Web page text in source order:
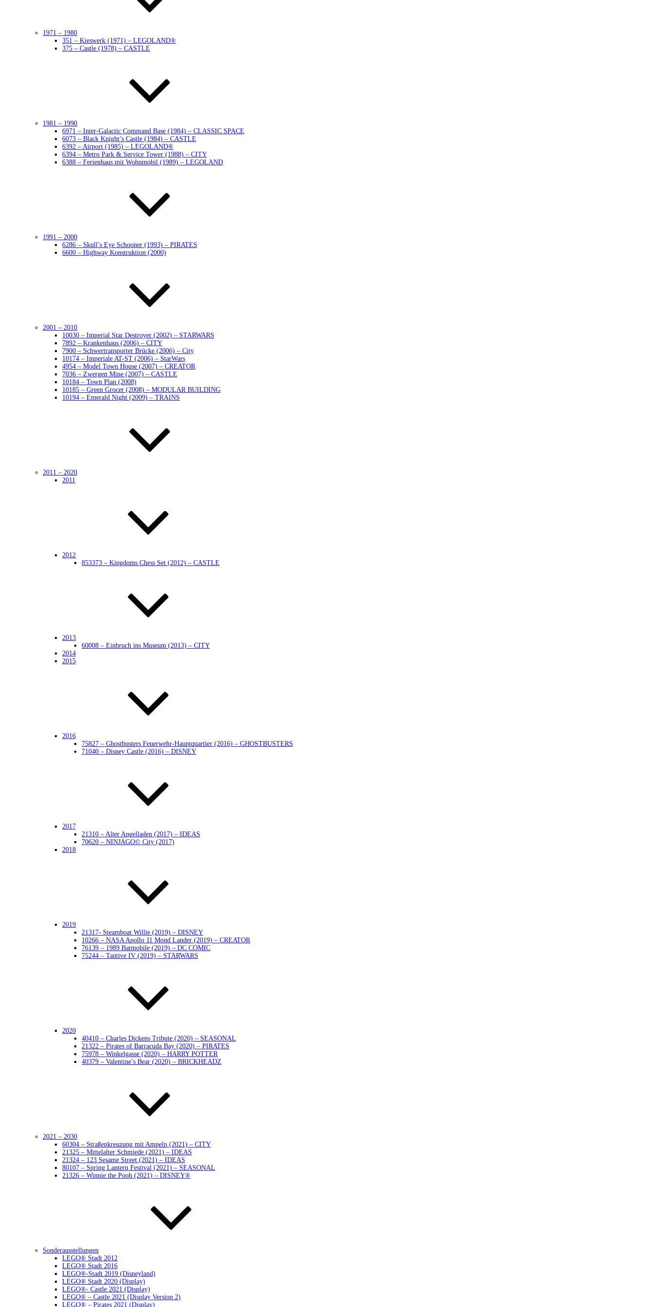
1971 – 1980
351 – Kieswerk (1971) – LEGOLAND®
375 – Castle (1978) – CASTLE
1981 – 1990
6971 – Inter-Galactic Command Base (1984) – CLASSIC SPACE
6073 – Black Knight’s Castle (1984) – CASTLE
6392 – Airport (1985) – LEGOLAND®
6394 – Metro Park & Service Tower (1988) – CITY
6388 – Ferienhaus mit Wohnmobil (1989) – LEGOLAND
1991 – 2000
6286 – Skull’s Eye Schooner (1993) – PIRATES
6600 – Highway Konstruktion (2000)
2001 – 2010
10030 – Imperial Star Destroyer (2002) – STARWARS
7892 – Krankenhaus (2006) – CITY
7900 – Schwertransporter Brücke (2006) – City
10174 – Imperiale AT-ST (2006) – StarWars
4954 – Model Town House (2007) – CREATOR
7036 – Zwergen Mine (2007) – CASTLE
10184 – Town Plan (2008)
10185 – Green Grocer (2008) – MODULAR BUILDING
10194 – Emerald Night (2009) – TRAINS
2011 – 2020
2011
2012
853373 – Kingdoms Chess Set (2012) – CASTLE
2013
60008 – Einbruch ins Museum (2013) – CITY
2014
2015
2016
75827 – Ghostbusters Feuerwehr-Hauptquartier (2016) – GHOSTBUSTERS
71040 – Disney Castle (2016) – DISNEY
2017
21310 – Alter Angelladen (2017) – IDEAS
70620 – NINJAGO© City (2017)
2018
2019
21317- Steamboat Willie (2019) – DISNEY
10266 – NASA Apollo 11 Mond Lander (2019) – CREATOR
76139 – 1989 Batmobile (2019) – DC COMIC
75244 – Tantive IV (2019) – STARWARS
2020
40410 – Charles Dickens Tribute (2020) – SEASONAL
21322 – Pirates of Barracuda Bay (2020) – PIRATES
75978 – Winkelgasse (2020) – HARRY POTTER
40379 – Valentine’s Bear (2020) – BRICKHEADZ
2021 – 2030
60304 – Straßenkreuzung mit Ampeln (2021) – CITY
21325 – Mittelalter Schmiede (2021) – IDEAS
21324 – 123 Sesame Street (2021) – IDEAS
80107 – Spring Lantern Festival (2021) – SEASONAL
21326 – Winnie the Pooh (2021) – DISNEY®
Sonderausstellungen
LEGO® Stadt 2012
LEGO® Stadt 2016
LEGO®-Stadt 2019 (Disneyland)
LEGO® Stadt 2020 (Display)
LEGO®- Castle 2021 (Display)
LEGO® – Castle 2021 (Display Version 2)
LEGO® – Pirates 2021 (Display)